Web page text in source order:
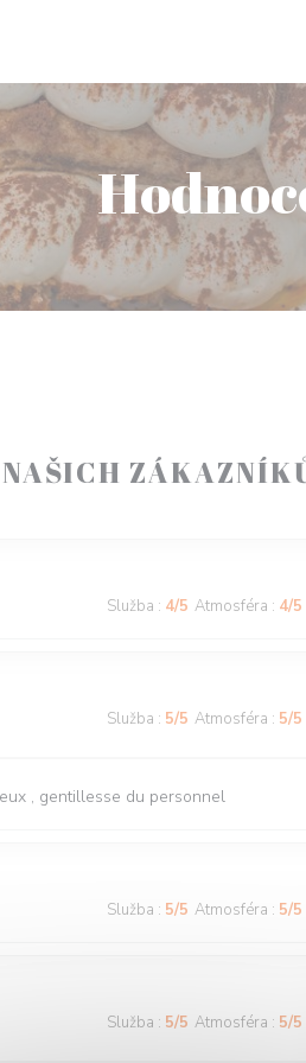
Služba : 4/5 Atmosféra : 4/5
Služba : 5/5 Atmosféra : 5/5
, gentillesse du personnel
Služba : 5/5 Atmosféra : 5/5
Služba : 5/5 Atmosféra : 5/5